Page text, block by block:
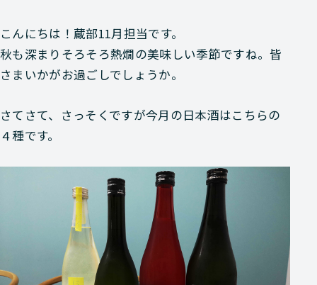
こんにちは！蔵部11月担当です。
秋も深まりそろそろ熱燗の美味しい季節ですね。皆
さまいかがお過ごしでしょうか。
さてさて、さっそくですが今月の日本酒はこちらの
４種です。